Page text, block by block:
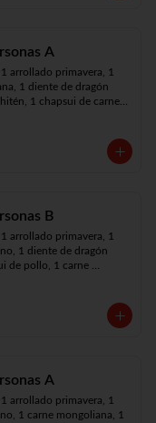
A
arrollado primavera, 1
1 diente de dragón
1 chapsui de carne,
B
arrollado primavera, 1
1 diente de dragón
de pollo, 1 carne
A
arrollado primavera, 1
1 carne mongoliana, 1